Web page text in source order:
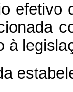
efetivo
à